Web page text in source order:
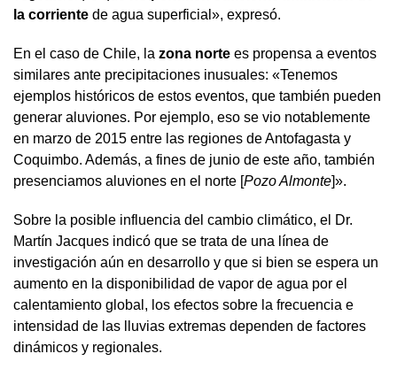
la corriente de agua superficial», expresó.
En el caso de Chile, la zona norte es propensa a eventos
similares ante precipitaciones inusuales: «Tenemos
ejemplos históricos de estos eventos, que también pueden
generar aluviones. Por ejemplo, eso se vio notablemente
en marzo de 2015 entre las regiones de Antofagasta y
Coquimbo. Además, a fines de junio de este año, también
presenciamos aluviones en el norte [Pozo Almonte]».
Sobre la posible influencia del cambio climático, el Dr.
Martín Jacques indicó que se trata de una línea de
investigación aún en desarrollo y que si bien se espera un
aumento en la disponibilidad de vapor de agua por el
calentamiento global, los efectos sobre la frecuencia e
intensidad de las lluvias extremas dependen de factores
dinámicos y regionales.